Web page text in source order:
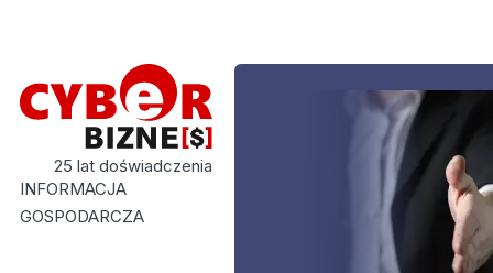
25 lat doświadczenia
INFORMACJA
GOSPODARCZA